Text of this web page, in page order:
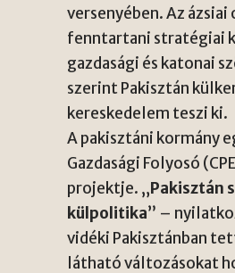
versenyében. Az
fenntartani stratégiai
gazdasági és katonai
szerint Pakisztán
kereskedelem teszi ki.
A pakisztáni kormány
Gazdasági Folyosó
projektje. „Pakisztán
külpolitika” –
vidéki Pakisztánban
látható változásokat